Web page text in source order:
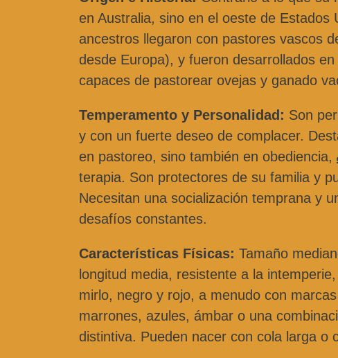
en Australia, sino en el oeste de
ancestros llegaron con pastores vascos
desde Europa), y fueron desarrollados
capaces de pastorear ovejas y ganado
Temperamento y Personalidad: Son
y con un fuerte deseo de complacer.
en pastoreo, sino también en obediencia,
terapia. Son protectores de su familia y
Necesitan una socialización temprana y
desafíos constantes.
Características Físicas: Tamaño
longitud media, resistente a la
mirlo, negro y rojo, a menudo con
marrones, azules, ámbar o una
distintiva. Pueden nacer con cola larga o